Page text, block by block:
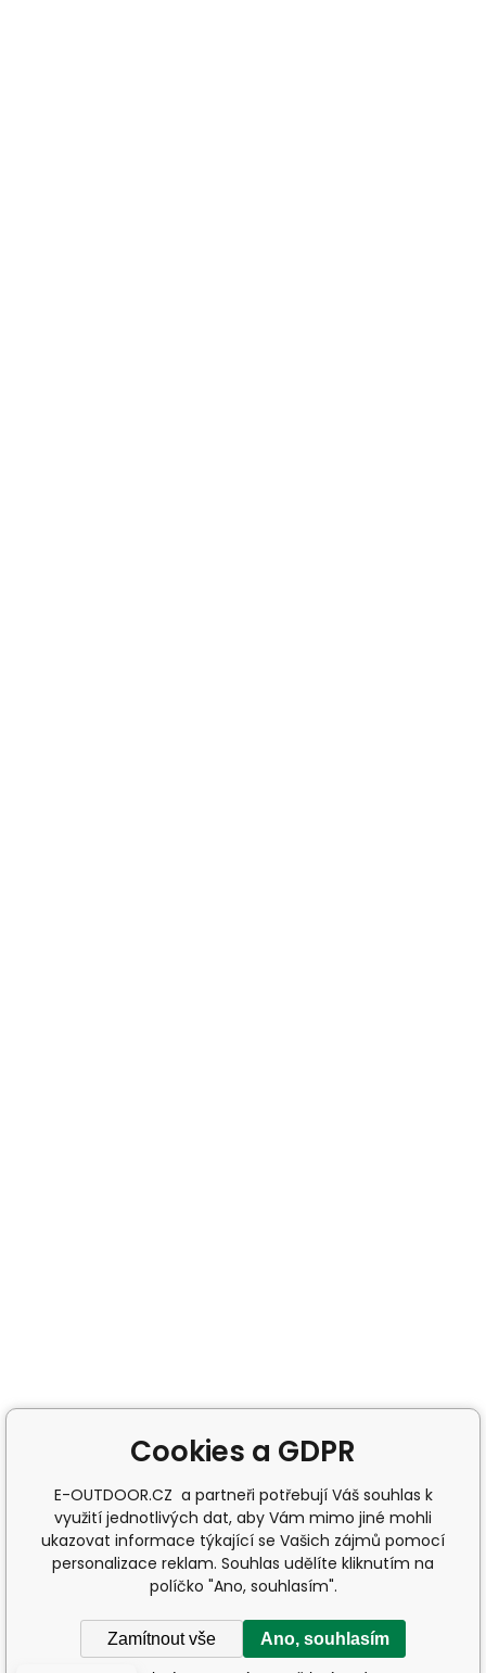
Cookies a GDPR
E-OUTDOOR.CZ a partneři potřebují Váš souhlas k
využití jednotlivých dat, aby Vám mimo jiné mohli
ukazovat informace týkající se Vašich zájmů pomocí
personalizace reklam. Souhlas udělíte kliknutím na
políčko "Ano, souhlasím".
Zamítnout vše Ano, souhlasím